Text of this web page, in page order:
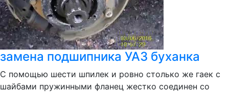
замена подшипника УАЗ буханка
С помощью шести шпилек и ровно столько же гаек с
шайбами пружинными фланец жестко соединен со